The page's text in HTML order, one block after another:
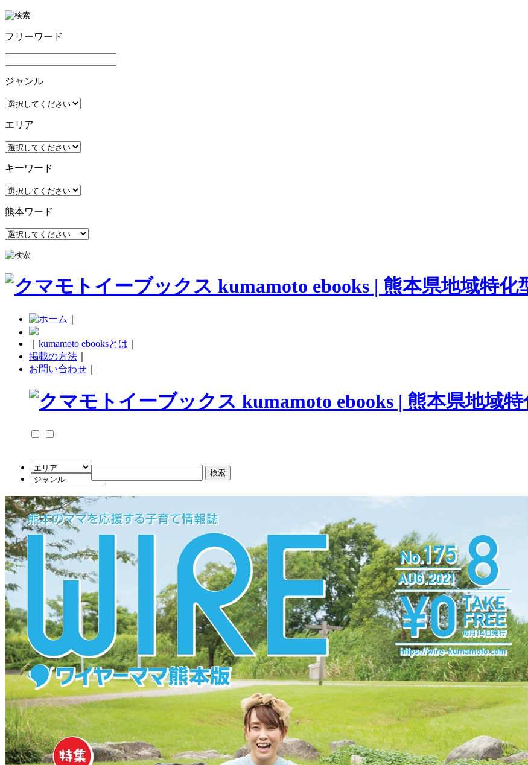
フリーワード
ジャンル
エリア
キーワード
熊本ワード
kumamoto ebooksとは
掲載の方法
お問い合わせ